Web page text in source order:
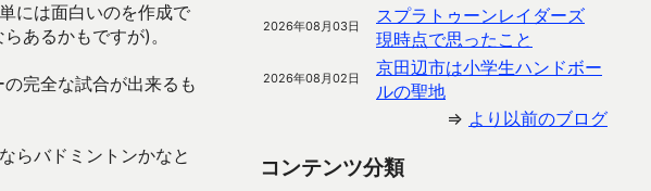
には面白いのを作成で
あるかもですが)。
完全な試合が出来るも
らバドミントンかなと
2026年08月03日
スプラトゥーンレイダーズ
現時点で思ったこと
2026年08月02日
京田辺市は小学生ハンドボー
ルの聖地
⇒ より以前のブログ
コンテンツ分類